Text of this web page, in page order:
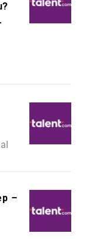
–